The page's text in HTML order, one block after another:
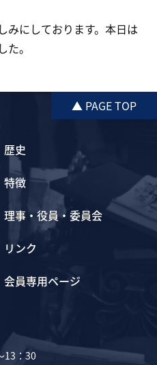
みにしております。本日は
。
▲ PAGE TOP
歴史
特徴
理事・役員・委員会
リンク
会員専用ページ
13：30